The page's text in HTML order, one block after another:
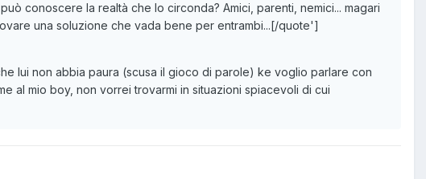
conoscere la realtà che lo circonda? Amici, parenti, nemici... magari
una soluzione che vada bene per entrambi...[/quote']
lui non abbia paura (scusa il gioco di parole) ke voglio parlare con
al mio boy, non vorrei trovarmi in situazioni spiacevoli di cui